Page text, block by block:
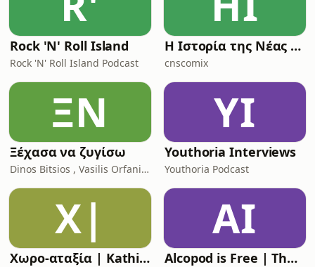
Rock 'N' Roll Island
Rock 'N' Roll Island Podcast
Η Ιστορία της Νέας Ρώμης
cnscomix
ΞΝ
Ξέχασα να ζυγίσω
Dinos Bitsios , Vasilis Orfanidis
YI
Youthoria Interviews
Youthoria Podcast
Χ|
Χωρο-αταξία | Kathimerini
AI
Alcopod is Free | The (Greek) Eurovision Podcast